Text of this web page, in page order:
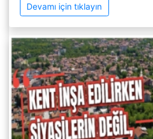
Devamı için tıklayın